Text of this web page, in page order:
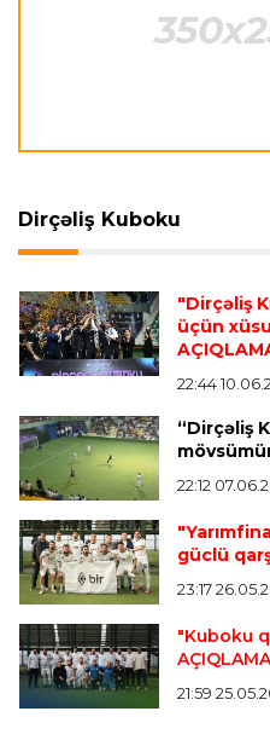
Neapolda Maradonanın
stadion tikiləcək
"Reyncers" uduzdu,
Transfer
İngiltərə P.L. 23:14 06.08.2026
Alexandre Pato İngiltərə
Transfer 23:08 06.08.2026
"Qalatasaray" Leaunun
tapdı
Offside 23:04 06.08.2026
Çimərlik voleybolu üzrə
finalçılar müəyyənləşdi
Dirçəliş Kuboku
"Dirçəliş
üçün
22:44
“Dirçəliş
22:12
güclü
23:17
"Kuboku
21:59